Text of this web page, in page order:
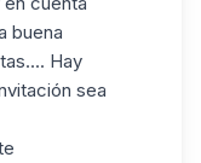
buena
Hay
sea